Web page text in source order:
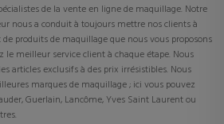
de la vente en ligne de maquillage. Notre
nous a conduit à toujours mettre nos clients à
produits de maquillage que nous vous proposons
le meilleur service client à chaque étape. Nous
articles exclusifs à des prix irrésistibles. Nous
marques de maquillage ; ici vous pouvez
Guerlain, Lancôme, Yves Saint Laurent ou